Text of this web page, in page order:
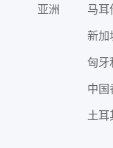
亚洲 马耳
新加
匈牙
中国
土耳